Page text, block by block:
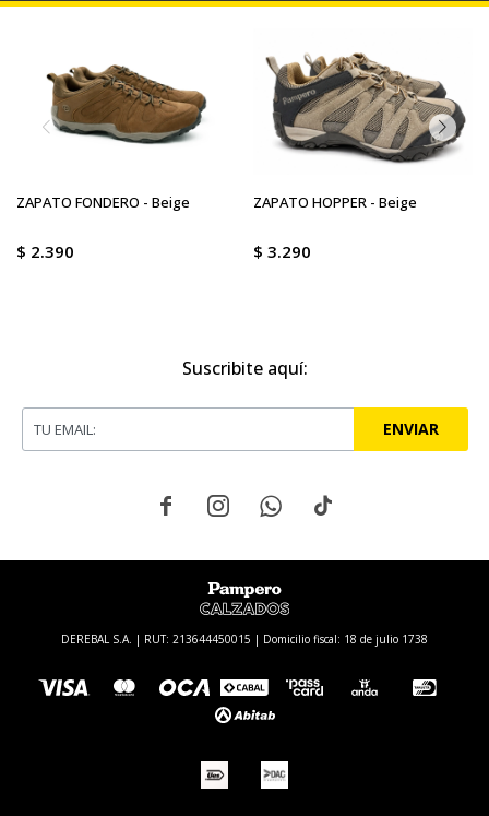
ZAPATO FONDERO - Beige
$ 2.390
ZAPATO HOPPER - Beige
$ 3.290
Suscribite aquí:
ENVIAR
   
DEREBAL S.A. | RUT: 213644450015 | Domicilio fiscal: 18 de julio 1738